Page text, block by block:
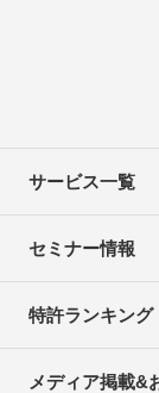
サービス一覧
セミナー情報
特許ランキング
メディア掲載&